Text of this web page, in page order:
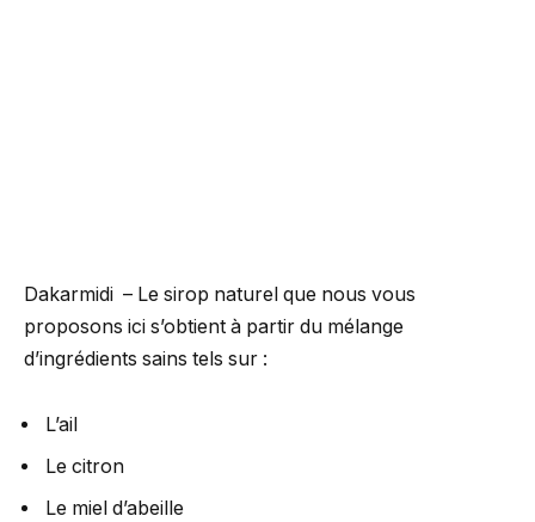
Dakarmidi – Le sirop naturel que nous vous
proposons ici s’obtient à partir du mélange
d’ingrédients sains tels sur :
L’ail
Le citron
Le miel d’abeille